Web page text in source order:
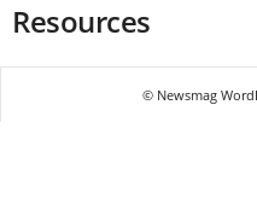
Resources
© Newsmag